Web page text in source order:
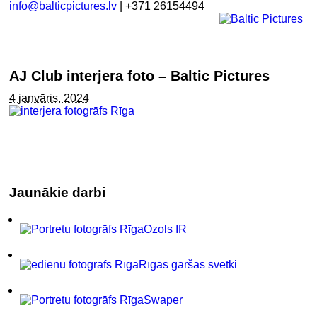
info@balticpictures.lv | +371 26154494
AJ Club interjera foto – Baltic Pictures
4 janvāris, 2024
Jaunākie darbi
Ozols IR
Rīgas garšas svētki
Swaper